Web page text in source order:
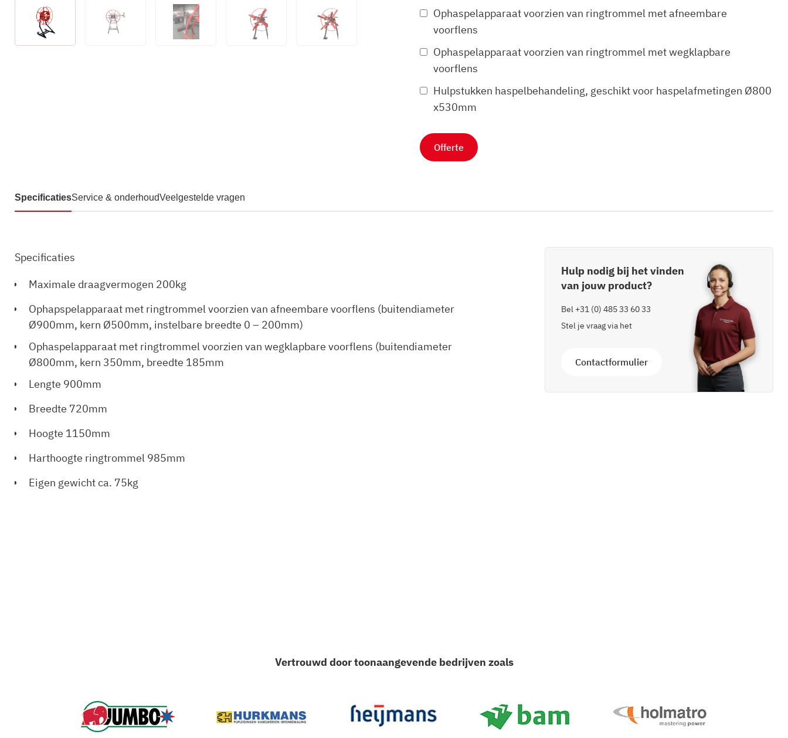
Ophaspelapparaat voorzien van ringtrommel met afneembare
voorflens
Ophaspelapparaat voorzien van ringtrommel met wegklapbare
voorflens
Hulpstukken haspelbehandeling, geschikt voor haspelafmetingen Ø800
x530mm
Offerte
SpecificatiesService & onderhoudVeelgestelde vragen
Specificaties
Maximale draagvermogen 200kg
Ophapspelapparaat met ringtrommel voorzien van afneembare voorflens (buitendiameter
Ø900mm, kern Ø500mm, instelbare breedte 0 – 200mm)
Ophaspelapparaat met ringtrommel voorzien van wegklapbare voorflens (buitendiameter
Ø800mm, kern 350mm, breedte 185mm
Lengte 900mm
Breedte 720mm
Hoogte 1150mm
Harthoogte ringtrommel 985mm
Eigen gewichtca. 75kg
Hulp nodig bij het vinden
van jouw product?
Bel +31 (0) 485 33 60 33
Stel je vraag via het
Contactformulier
Vertrouwd door toonaangevende bedrijven zoals